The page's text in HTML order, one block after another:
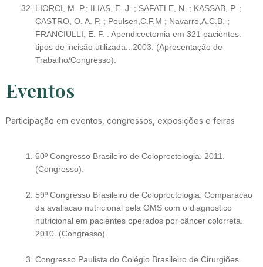
LIORCI, M. P.; ILIAS, E. J. ; SAFATLE, N. ; KASSAB, P. ;
CASTRO, O. A. P. ; Poulsen,C.F.M ; Navarro,A.C.B. ;
FRANCIULLI, E. F. . Apendicectomia em 321 pacientes:
tipos de incisão utilizada.. 2003. (Apresentação de
Trabalho/Congresso).
Eventos
Participação em eventos, congressos, exposições e feiras
60º Congresso Brasileiro de Coloproctologia. 2011.
(Congresso).
59º Congresso Brasileiro de Coloproctologia. Comparacao
da avaliacao nutricional pela OMS com o diagnostico
nutricional em pacientes operados por câncer colorreta.
2010. (Congresso).
Congresso Paulista do Colégio Brasileiro de Cirurgiões.